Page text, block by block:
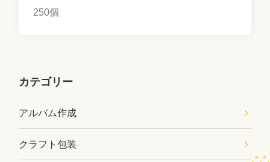
250個
カテゴリー
アルバム作成
クラフト包装